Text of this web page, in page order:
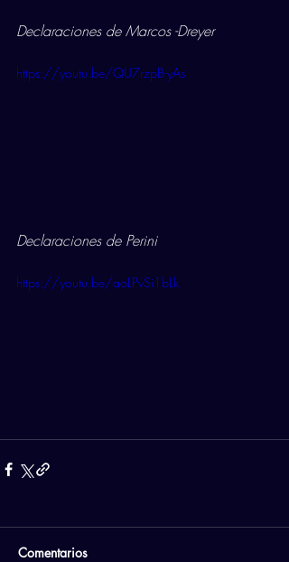
Declaraciones de Marcos -Dreyer
https://youtu.be/QU7rzpB-yAs
Declaraciones de Perini
https://youtu.be/aoLPvSi1bLk
Comentarios